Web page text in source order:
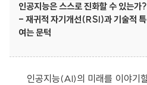
인공지능은 스스로 진화할 수 있는가?
- 재귀적 자기개선(RSI)과 기술적
여는 문턱
인공지능(AI)의 미래를 이야기